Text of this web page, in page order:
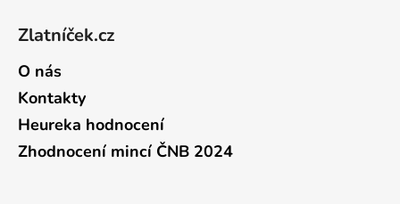
Zlatníček.cz
O nás
Kontakty
Heureka hodnocení
Zhodnocení mincí ČNB 2024